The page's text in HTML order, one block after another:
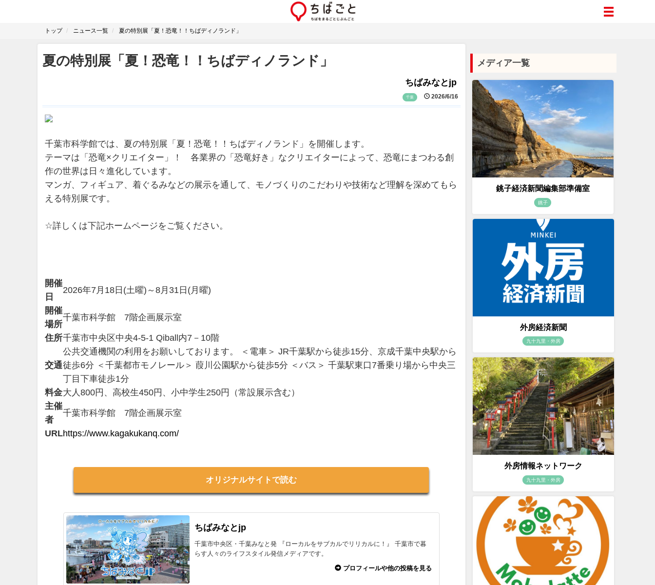
トップ ニュース一覧 夏の特別展「夏！恐竜！！ちばディノランド」
夏の特別展「夏！恐竜！！ちばディノランド」
ちばみなとjp
千葉 2026/6/16
千葉市科学館では、夏の特別展「夏！恐竜！！ちばディノランド」を開催します。
テーマは「恐竜×クリエイター」！ 各業界の「恐竜好き」なクリエイターによって、恐竜にまつわる創
作の世界は日々進化しています。
マンガ、フィギュア、着ぐるみなどの展示を通して、モノづくりのこだわりや技術など理解を深めてもら
える特別展です。
☆詳しくは下記ホームページをご覧ください。
開催
日
2026年7月18日(土曜)～8月31日(月曜)
開催
場所
千葉市科学館 7階企画展示室
住所千葉市中央区中央4-5-1 Qiball内7－10階
交通
公共交通機関の利用をお願いしております。 ＜電車＞ JR千葉駅から徒歩15分、京成千葉中央駅から
徒歩6分 ＜千葉都市モノレール＞ 葭川公園駅から徒歩5分 ＜バス＞ 千葉駅東口7番乗り場から中央三
丁目下車徒歩1分
料金大人800円、高校生450円、小中学生250円（常設展示含む）
主催
者
千葉市科学館 7階企画展示室
URLhttps://www.kagakukanq.com/
オリジナルサイトで読む
ちばみなとjp
千葉市中央区・千葉みなと発 『ローカルをサブカルでリリカルに！』 千葉市で暮
らす人々のライフスタイル発信メディアです。
プロフィールや他の投稿を見る
メディア一覧
銚子経済新聞編集部準備室
銚子
外房経済新聞
九十九里・外房
外房情報ネットワーク
九十九里・外房